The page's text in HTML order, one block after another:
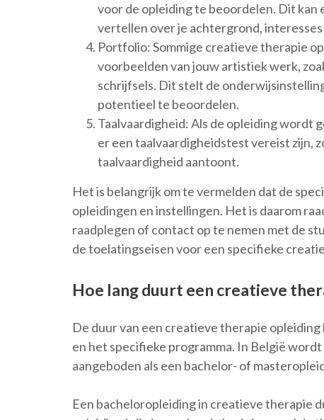
voor de opleiding te beoordelen. Dit kan
vertellen over je achtergrond,
Portfolio: Sommige creatieve therapie
voorbeelden van jouw artistiek werk,
schrijfsels. Dit stelt de
potentieel te beoordelen.
Taalvaardigheid: Als de opleiding wordt
er een taalvaardigheidstest vereist zijn,
taalvaardigheid aantoont.
Het is belangrijk om te vermelden dat de
opleidingen en instellingen. Het is daarom
raadplegen of contact op te nemen met de
de toelatingseisen voor een specifieke
Hoe lang duurt een creatieve
De duur van een creatieve therapie
en het specifieke programma. In België
aangeboden als een bachelor- of
Een bacheloropleiding in creatieve therapie